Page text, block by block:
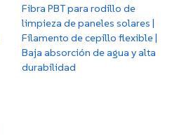
Fibra PBT para rodillo de
limpieza de paneles solares |
Filamento de cepillo flexible |
Baja absorción de agua y alta
durabilidad